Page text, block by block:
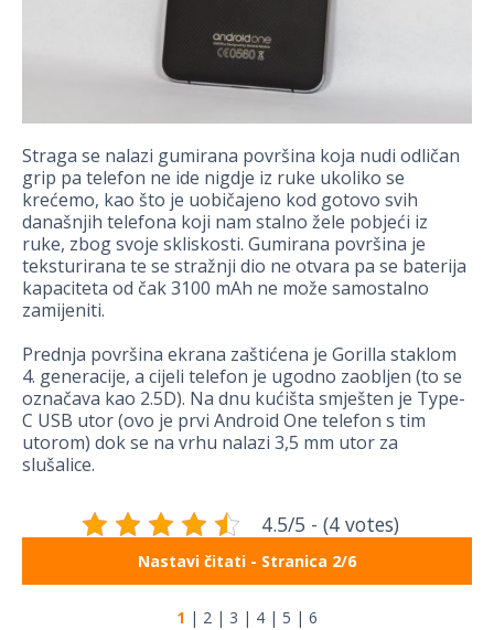
Straga se nalazi gumirana površina koja nudi odličan
grip pa telefon ne ide nigdje iz ruke ukoliko se
krećemo, kao što je uobičajeno kod gotovo svih
današnjih telefona koji nam stalno žele pobjeći iz
ruke, zbog svoje skliskosti. Gumirana površina je
teksturirana te se stražnji dio ne otvara pa se baterija
kapaciteta od čak 3100 mAh ne može samostalno
zamijeniti.
Prednja površina ekrana zaštićena je Gorilla staklom
4. generacije, a cijeli telefon je ugodno zaobljen (to se
označava kao 2.5D). Na dnu kućišta smješten je Type-
C USB utor (ovo je prvi Android One telefon s tim
utorom) dok se na vrhu nalazi 3,5 mm utor za
slušalice.
4.5/5 - (4 votes)
Nastavi čitati - Stranica 2/6
1 | 2 | 3 | 4 | 5 | 6